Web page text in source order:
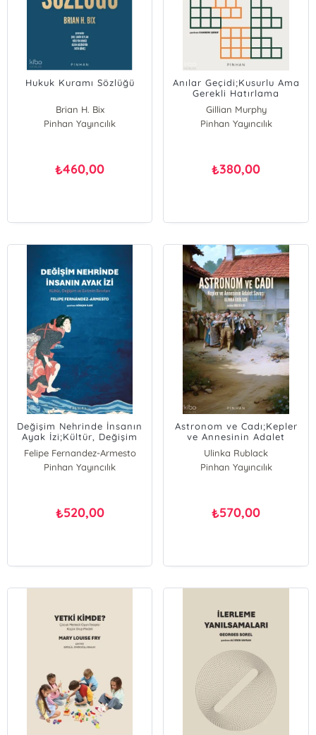
Hukuk Kuramı Sözlüğü
Brian H. Bix
Şule Şahin Ceylan
Fatih Güneş
Pinhan Yayıncılık
₺460,00
Anılar Geçidi;Kusurlu Ama
Gerekli Hatırlama
Biçimlerimiz
Gillian Murphy
Ciara Greene
Pinhan Yayıncılık
₺380,00
Değişim Nehrinde İnsanın
Ayak İzi;Kültür, Değişim
ve Evrimin Sınırları
Felipe Fernandez-Armesto
Pinhan Yayıncılık
₺520,00
Astronom ve Cadı;Kepler
ve Annesinin Adalet
Savaşı
Ulinka Rublack
Pinhan Yayıncılık
₺570,00